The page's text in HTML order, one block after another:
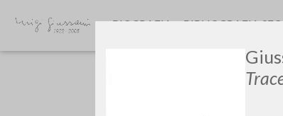
BIOGRAFIA BIBLIOGRAFIA